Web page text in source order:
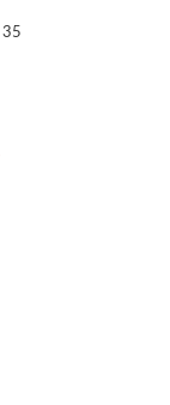
35